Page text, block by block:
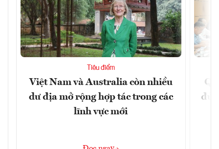
Tiêu điểm
Việt Nam và Australia còn nhiều
dư địa mở rộng hợp tác trong các
lĩnh vực mới
đủ